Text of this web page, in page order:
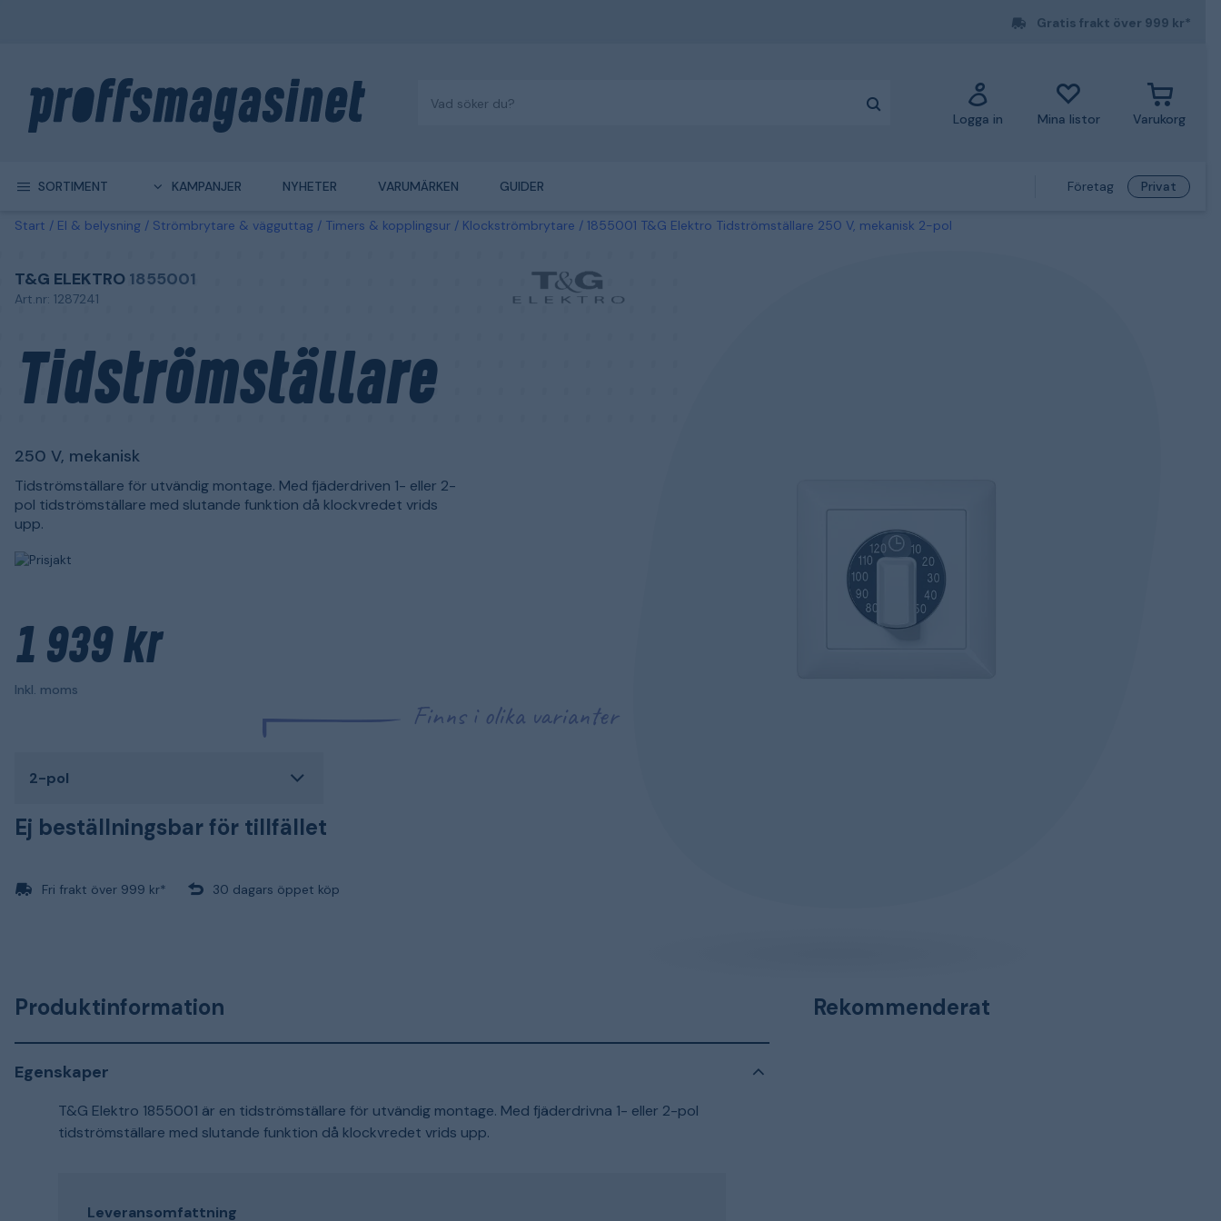
Gratis frakt över 999 kr*
Logga in Mina listor Varukorg
SORTIMENT KAMPANJER NYHETER VARUMÄRKEN GUIDER Företag Privat
Start El & belysning Strömbrytare & vägguttag Timers & kopplingsur Klockströmbrytare 1855001 T&G Elektro Tidströmställare 250 V, mekanisk 2-pol
T&G ELEKTRO 1855001
Art.nr: 1287241
Tidströmställare
250 V, mekanisk
Tidströmställare för utvändig montage. Med fjäderdriven 1- eller 2-
pol tidströmställare med slutande funktion då klockvredet vrids
upp.
1 939 kr
Inkl. moms
Finns i olika varianter
2-pol
Ej beställningsbar för tillfället
Fri frakt över 999 kr* 30 dagars öppet köp
Produktinformation
Egenskaper
T&G Elektro 1855001 är en tidströmställare för utvändig montage. Med fjäderdrivna 1- eller 2-pol
tidströmställare med slutande funktion då klockvredet vrids upp.
Leveransomfattning
Rekommenderat